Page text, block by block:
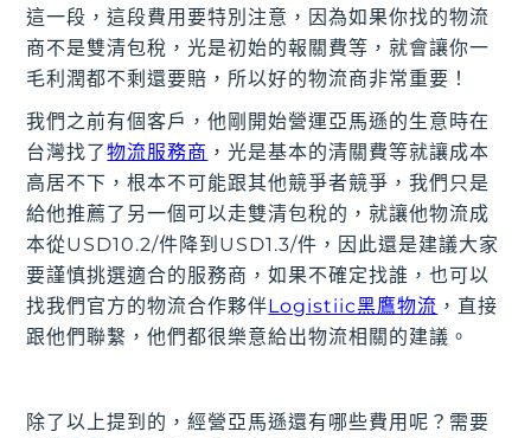
這一段，這段費用要特別注意，因為如果你找的物流
商不是雙清包稅，光是初始的報關費等，就會讓你一
毛利潤都不剩還要賠，所以好的物流商非常重要！
我們之前有個客戶，他剛開始營運亞馬遜的生意時在
台灣找了物流服務商 ，光是基本的清關費等就讓成本
高居不下，根本不可能跟其他競爭者競爭，我們只是
給他推薦了另一個可以走雙清包稅的，就讓他物流成
本從USD10.2/件降到USD1.3/件，因此還是建議大家
要謹慎挑選適合的服務商，如果不確定找誰，也可以
找我們官方的物流合作夥伴Logistiic黑鷹物流 ，直接
跟他們聯繫，他們都很樂意給出物流相關的建議。
除了以上提到的，經營亞馬遜還有哪些費用呢？需要